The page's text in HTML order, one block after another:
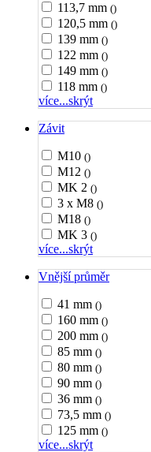
113,7 mm ()
120,5 mm ()
139 mm ()
122 mm ()
149 mm ()
118 mm ()
více...skrýt
Závit
M10 ()
M12 ()
MK 2 ()
3 x M8 ()
M18 ()
MK 3 ()
více...skrýt
Vnější průměr
41 mm ()
160 mm ()
200 mm ()
85 mm ()
80 mm ()
90 mm ()
36 mm ()
73,5 mm ()
125 mm ()
více...skrýt